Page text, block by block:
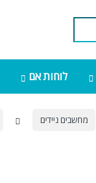
לוחות אם
מחשבים ניידים